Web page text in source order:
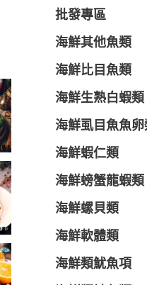
批發專區
海鮮其他魚類
海鮮比目魚類
海鮮生熟白蝦類
海鮮虱目魚魚卵
海鮮蝦仁類
海鮮螃蟹龍蝦類
海鮮螺貝類
海鮮軟體類
海鮮類魷魚項